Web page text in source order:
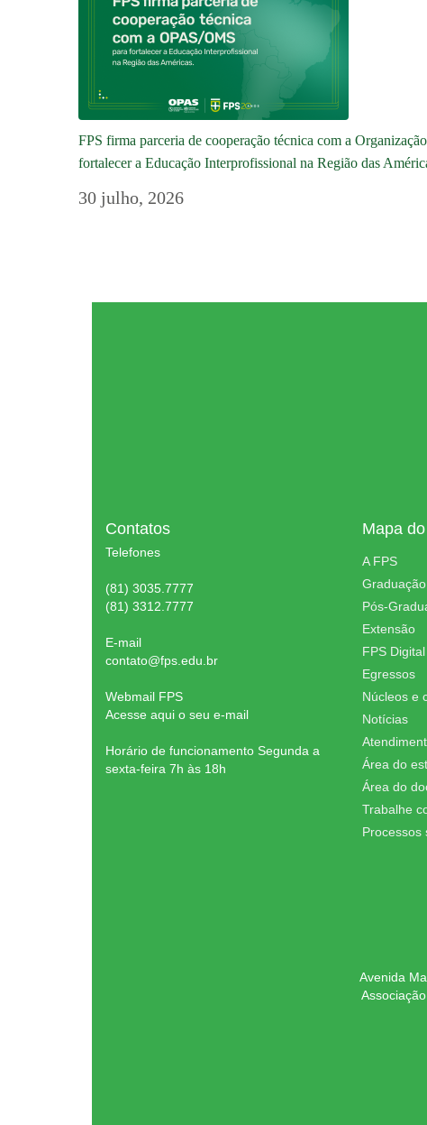
FPS firma parceria de cooperação técnica com a
fortalecer a Educação Interprofissional na Região das
30 julho, 2026
Contatos
Telefones
(81) 3035.7777
(81) 3312.7777
E-mail
contato@fps.edu.br
Webmail FPS
Acesse aqui o seu e-mail
Horário de funcionamento Segunda a
sexta-feira 7h às 18h
Mapa
A FPS
Graduação
Pós-
Extensão
FPS Digital
Egressos
Núcleos e
Notícias
Área do
Área do
Trabalhe
Processos
Avenida